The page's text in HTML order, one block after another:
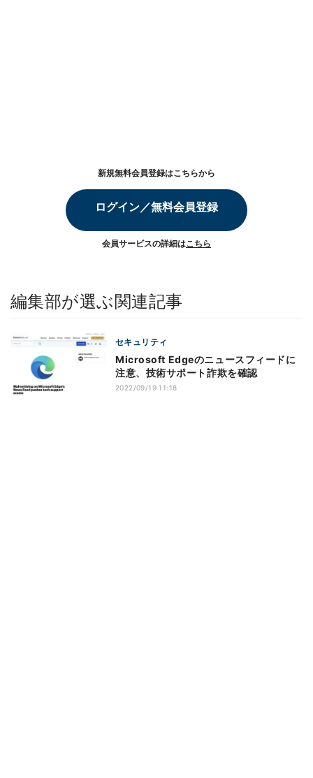
新規無料会員登録はこちらから
ログイン／無料会員登録
会員サービスの詳細はこちら
編集部が選ぶ関連記事
セキュリティ
Microsoft Edgeのニュースフィードに
注意、技術サポート詐欺を確認
2022/09/19 11:18